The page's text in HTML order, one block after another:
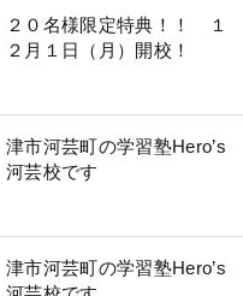
２０名様限定特典！！ １
２月１日（月）開校！
津市河芸町の学習塾Hero’s
河芸校です
津市河芸町の学習塾Hero’s